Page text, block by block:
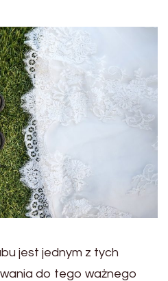
jest jednym z tych
do tego ważnego